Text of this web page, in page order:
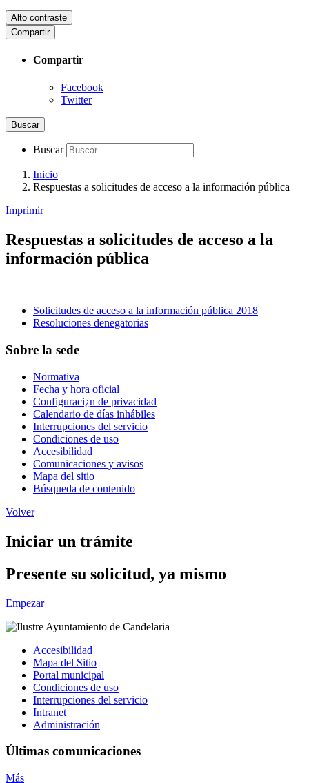
Alto contraste
Compartir
Compartir
Facebook
Twitter
Buscar
Buscar
Inicio
Respuestas a solicitudes de acceso a la información pública
Imprimir
Respuestas a solicitudes de acceso a la
información pública
Solicitudes de acceso a la información pública 2018
Resoluciones denegatorias
Sobre la sede
Normativa
Fecha y hora oficial
Configuraci¿n de privacidad
Calendario de días inhábiles
Interrupciones del servicio
Condiciones de uso
Accesibilidad
Comunicaciones y avisos
Mapa del sitio
Búsqueda de contenido
Volver
Iniciar un trámite
Presente su solicitud, ya mismo
Empezar
Accesibilidad
Mapa del Sitio
Portal municipal
Condiciones de uso
Interrupciones del servicio
Intranet
Administración
Últimas comunicaciones
Más